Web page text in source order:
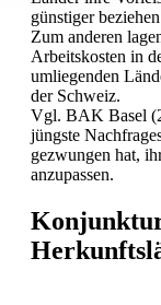
günstiger
Zum anderen
Arbeitskosten in
umliegenden
der Schweiz.
Vgl. BAK Basel
jüngste
gezwungen hat,
anzupassen.